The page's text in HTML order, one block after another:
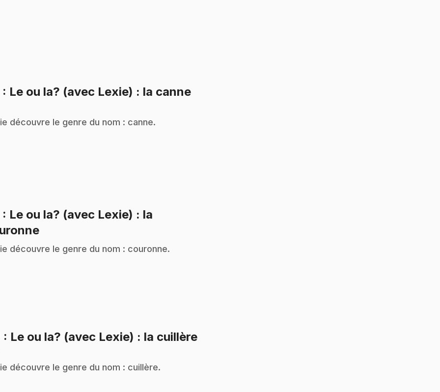
: Le ou la? (avec Lexie) : la canne.
découvre le genre du nom : canne.
: Le ou la? (avec Lexie) : la
.
découvre le genre du nom : couronne.
: Le ou la? (avec Lexie) : la cuillère.
découvre le genre du nom : cuillère.